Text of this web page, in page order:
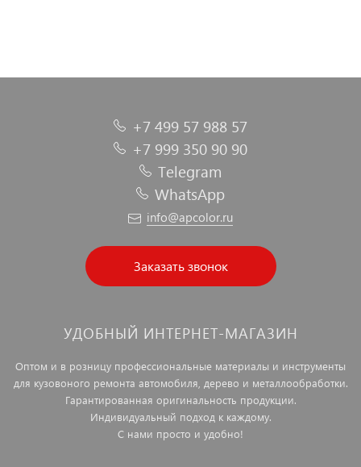
+7 499 57 988 57
+7 999 350 90 90
Telegram
WhatsApp
info@apcolor.ru
Заказать звонок
УДОБНЫЙ ИНТЕРНЕТ-МАГАЗИН
Оптом и в розницу профессиональные материалы и инструменты
для кузовоного ремонта автомобиля, дерево и металлообработки.
Гарантированная оригинальность продукции.
Индивидуальный подход к каждому.
С нами просто и удобно!